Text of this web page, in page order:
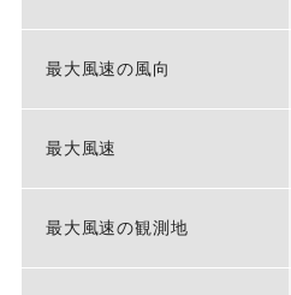
最大風速の風向
最大風速
最大風速の観測地